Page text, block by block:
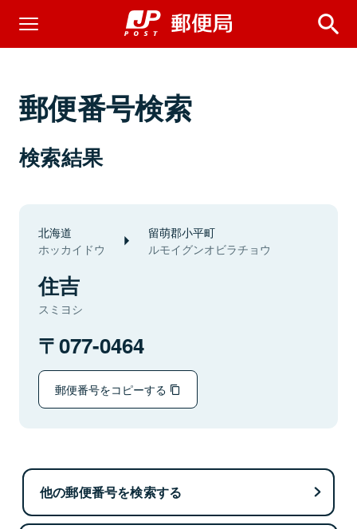
郵便番号検索
検索結果
北海道
ホッカイドウ
留萌郡小平町
ルモイグンオビラチョウ
住吉
スミヨシ
077-0464
郵便番号をコピーする
他の郵便番号を検索する